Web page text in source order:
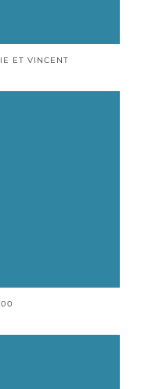
ET VINCENT